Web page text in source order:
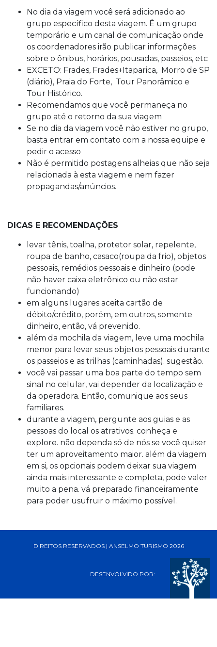
No dia da viagem você será adicionado ao
grupo específico desta viagem. É um grupo
temporário e um canal de comunicação onde
os coordenadores irão publicar informações
sobre o ônibus, horários, pousadas, passeios, etc
EXCETO: Frades, Frades+Itaparica, Morro de SP
(diário), Praia do Forte, Tour Panorâmico e
Tour Histórico.
Recomendamos que você permaneça no
grupo até o retorno da sua viagem
Se no dia da viagem você não estiver no grupo,
basta entrar em contato com a nossa equipe e
pedir o acesso
Não é permitido postagens alheias que não seja
relacionada à esta viagem e nem fazer
propagandas/anúncios.
DICAS E RECOMENDAÇÕES
levar tênis, toalha, protetor solar, repelente,
roupa de banho, casaco(roupa da frio), objetos
pessoais, remédios pessoais e dinheiro (pode
não haver caixa eletrônico ou não estar
funcionando)
em alguns lugares aceita cartão de
débito/crédito, porém, em outros, somente
dinheiro, então, vá prevenido.
além da mochila da viagem, leve uma mochila
menor para levar seus objetos pessoais durante
os passeios e as trilhas (caminhadas). sugestão.
você vai passar uma boa parte do tempo sem
sinal no celular, vai depender da localização e
da operadora. Então, comunique aos seus
familiares.
durante a viagem, pergunte aos guias e as
pessoas do local os atrativos. conheça e
explore. não dependa só de nós se você quiser
ter um aproveitamento maior. além da viagem
em si, os opcionais podem deixar sua viagem
ainda mais interessante e completa, pode valer
muito a pena. vá preparado financeiramente
para poder usufruir o máximo possível.
DIREITOS RESERVADOS | ANSELMO TURISMO 2026
DESENVOLVIDO POR: